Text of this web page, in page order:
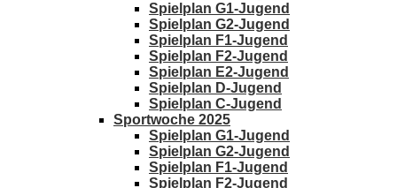
Spielplan G1-Jugend
Spielplan G2-Jugend
Spielplan F1-Jugend
Spielplan F2-Jugend
Spielplan E2-Jugend
Spielplan D-Jugend
Spielplan C-Jugend
Sportwoche 2025
Spielplan G1-Jugend
Spielplan G2-Jugend
Spielplan F1-Jugend
Spielplan F2-Jugend